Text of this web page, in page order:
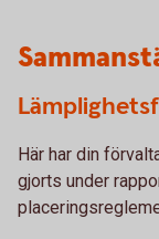
Här har din
gjorts under